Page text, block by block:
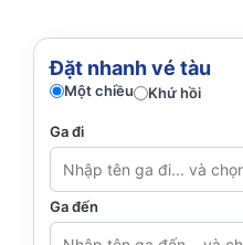
Đặt nhanh vé tàu
Một chiều Khứ hồi
Ga đi
Ga đến